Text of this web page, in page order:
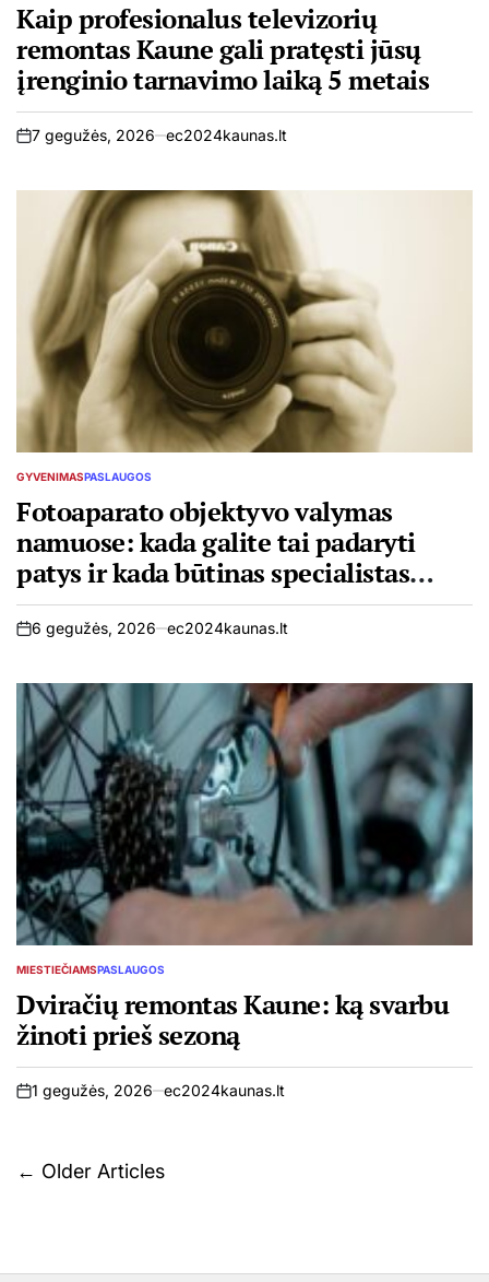
Kaip profesionalus televizorių
remontas Kaune gali pratęsti jūsų
įrenginio tarnavimo laiką 5 metais
on
7 gegužės, 2026 ec2024kaunas.lt
POSTED
GYVENIMASPASLAUGOS
Fotoaparato objektyvo valymas
namuose: kada galite tai padaryti
patys ir kada būtinas specialistas
Kaune ar Šiauliuose
on
6 gegužės, 2026 ec2024kaunas.lt
POSTED
MIESTIEČIAMSPASLAUGOS
Dviračių remontas Kaune: ką svarbu
žinoti prieš sezoną
on
1 gegužės, 2026 ec2024kaunas.lt
Navigacija
← Older Articles